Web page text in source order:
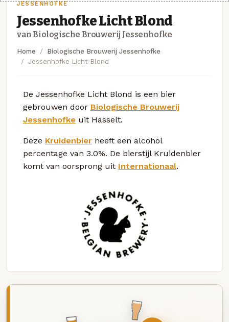
JESSENHOFKE
Jessenhofke Licht Blond
van Biologische Brouwerij Jessenhofke
Home
Biologische Brouwerij Jessenhofke
Jessenhofke Licht Blond
De Jessenhofke Licht Blond is een bier
gebrouwen door Biologische Brouwerij
Jessenhofke uit Hasselt.
Deze Kruidenbier heeft een alcohol
percentage van 3.0%. De bierstijl Kruidenbier
komt van oorsprong uit Internationaal.